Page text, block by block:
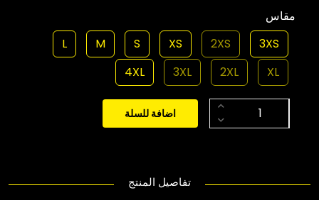
مقاس
3XS
2XS
XS
S
M
L
XL
2XL
3XL
4XL
اضافة للسلة
تفاصيل المنتج